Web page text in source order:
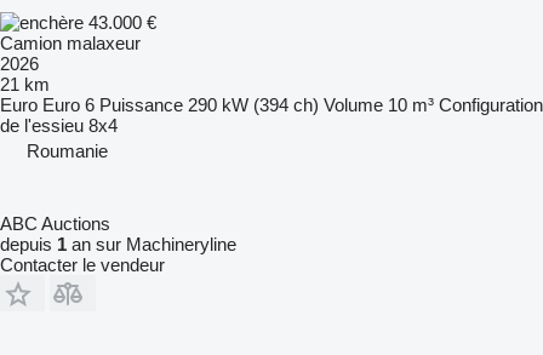
43.000 €
Camion malaxeur
2026
21 km
Euro Euro 6 Puissance 290 kW (394 ch) Volume 10 m³ Configuration
de l'essieu 8x4
Roumanie
ABC Auctions
depuis 1 an sur Machineryline
Contacter le vendeur